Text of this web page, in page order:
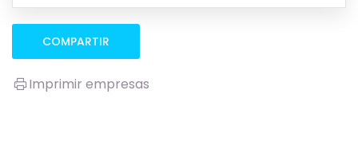
COMPARTIR
Imprimir empresas